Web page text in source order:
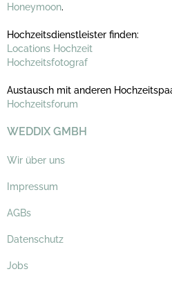
Honeymoon.
Hochzeitsdienstleister finden:
Locations Hochzeit
Hochzeitsfotograf
Austausch mit anderen
Hochzeitsforum
WEDDIX GMBH
Wir über uns
Impressum
AGBs
Datenschutz
Jobs